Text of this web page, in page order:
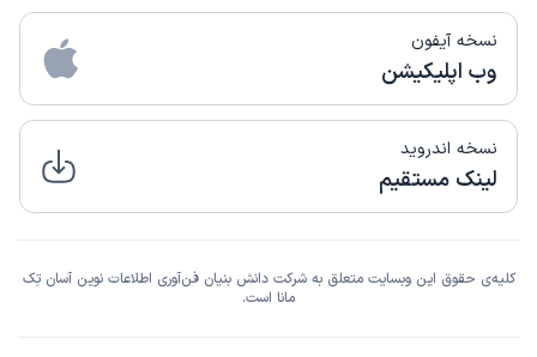
کاربر دکترتو
1405/01/24
)
این پزشک را پیشنهاد میکنم
انقدر دکتر صبوری هستن که حد نداره و من پیش دیابت داشتم
نسخه آیفون
وب اپلیکیشن
نسخه اندروید
لینک مستقیم
کلیه‌ی حقوق این وبسایت متعلق به شرکت دانش بنیان فن‌آوری اطلاعات نوین آسان تِک
مانا است.